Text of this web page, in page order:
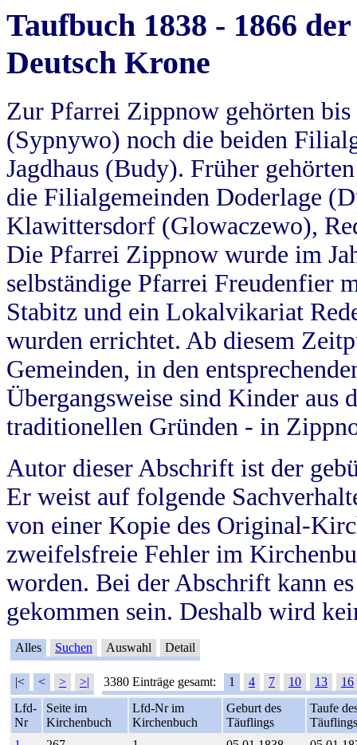
Taufbuch 1838 - 1866
Deutsch Krone
Zur Pfarrei Zippnow gehörten
(Sypnywo) noch die beiden
Jagdhaus (Budy). Früher
die Filialgemeinden Doderlage
Klawittersdorf (Glowaczewo),
Die Pfarrei Zippnow wurde im
selbständige Pfarrei Freudenfier
Stabitz und ein Lokalvikariat
wurden errichtet. Ab diesem
Gemeinden, in den
Übergangsweise sind Kinder aus
traditionellen Gründen - in
Autor dieser Abschrift ist der
Er weist auf folgende
von einer Kopie des Original-
zweifelsfreie Fehler im
worden. Bei der Abschrift kann
gekommen sein. Deshalb wird
Alles Suchen Auswahl Detail
|< < > >| 3380 Einträge gesamt: 1 4 7 10 13
16
Lfd-
Nr
Seite im
Kirchenbuch
Lfd-Nr im
Kirchenbuch
Geburt des
Täuflings
Taufe
Täuflings